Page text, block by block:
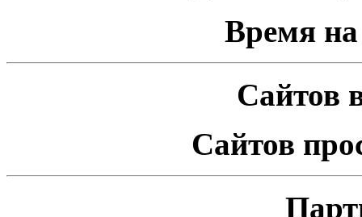
Время на
Сайтов
Сайтов